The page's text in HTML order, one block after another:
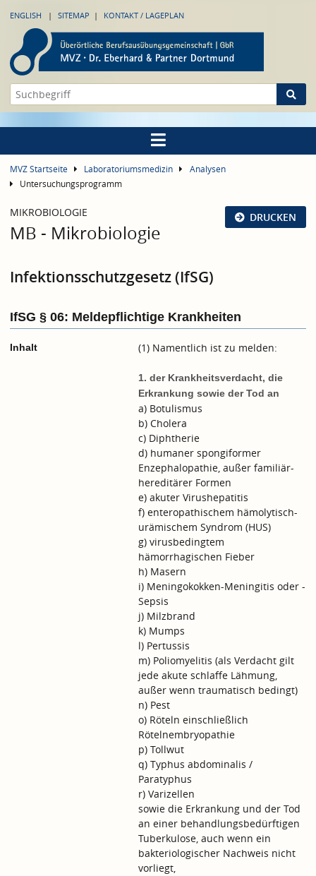
ENGLISH SITEMAP KONTAKT / LAGEPLAN
MVZ Startseite Laboratoriumsmedizin
Analysen
Untersuchungsprogramm
DRUCKEN
MIKROBIOLOGIE
MB - Mikrobiologie
Infektionsschutzgesetz (IfSG)
IfSG § 06: Meldepflichtige Krankheiten
Inhalt (1) Namentlich ist zu melden:
1. der Krankheitsverdacht, die
Erkrankung sowie der Tod an
a) Botulismus
b) Cholera
c) Diphtherie
d) humaner spongiformer
Enzephalopathie, außer familiär-
hereditärer Formen
e) akuter Virushepatitis
f) enteropathischem hämolytisch-
urämischem Syndrom (HUS)
g) virusbedingtem
hämorrhagischen Fieber
h) Masern
i) Meningokokken-Meningitis oder -
Sepsis
j) Milzbrand
k) Mumps
l) Pertussis
m) Poliomyelitis (als Verdacht gilt
jede akute schlaffe Lähmung,
außer wenn traumatisch bedingt)
n) Pest
o) Röteln einschließlich
Rötelnembryopathie
p) Tollwut
q) Typhus abdominalis /
Paratyphus
r) Varizellen
sowie die Erkrankung und der Tod
an einer behandlungsbedürftigen
Tuberkulose, auch wenn ein
bakteriologischer Nachweis nicht
vorliegt,